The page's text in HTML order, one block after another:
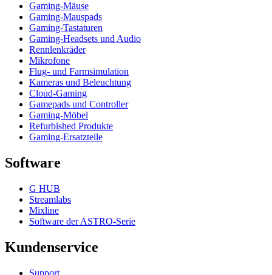
Gaming-Mäuse
Gaming-Mauspads
Gaming-Tastaturen
Gaming-Headsets und Audio
Rennlenkräder
Mikrofone
Flug- und Farmsimulation
Kameras und Beleuchtung
Cloud-Gaming
Gamepads und Controller
Gaming-Möbel
Refurbished Produkte
Gaming-Ersatzteile
Software
G HUB
Streamlabs
Mixline
Software der ASTRO-Serie
Kundenservice
Support